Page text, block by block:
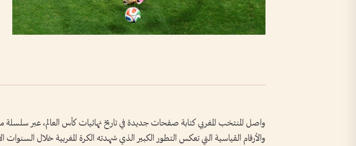
واصل المنتخب المغربي كتابة صفحات جديدة في تاريخ نهائيات كأس العالم، عبر سلسلة
والأرقام القياسية التي تعكس التطور الكبير الذي شهدته الكرة المغربية خلال السنوات